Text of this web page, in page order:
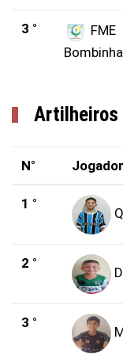
3 °
FME
Artilheiros
N° Jogador
1 °
2 °
3 °